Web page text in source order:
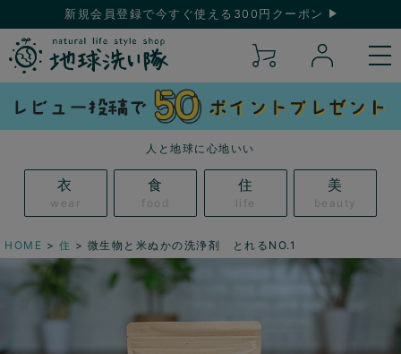
新規会員登録で今すぐ使える300円クーポン
人と地球に心地いい
衣
wear
食
food
住
life
美
beauty
HOME 住 微生物と米ぬかの洗浄剤 とれるNO.1